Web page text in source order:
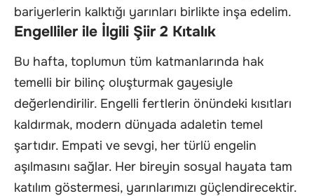
bariyerlerin kalktığı yarınları birlikte inşa edelim.
Engelliler ile İlgili Şiir 2 Kıtalık
Bu hafta, toplumun tüm katmanlarında hak
temelli bir bilinç oluşturmak gayesiyle
değerlendirilir. Engelli fertlerin önündeki kısıtları
kaldırmak, modern dünyada adaletin temel
şartıdır. Empati ve sevgi, her türlü engelin
aşılmasını sağlar. Her bireyin sosyal hayata tam
katılım göstermesi, yarınlarımızı güçlendirecektir.